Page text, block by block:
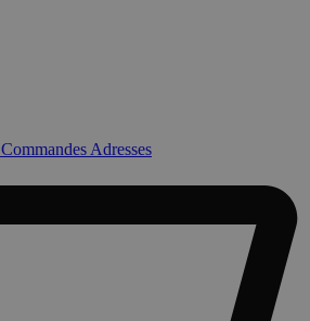
Commandes Adresses